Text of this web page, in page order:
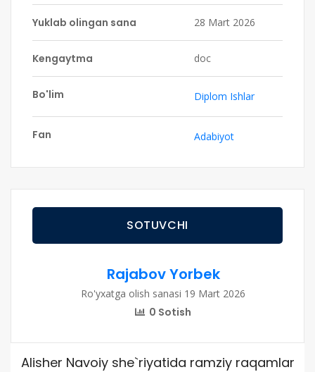
Yuklab olingan sana 28 Mart 2026
Kengaytma doc
Bo'lim Diplom Ishlar
Fan Adabiyot
SOTUVCHI
Rajabov Yorbek
Ro'yxatga olish sanasi 19 Mart 2026
0 Sotish
Alisher Navoiy she`riyatida ramziy raqamlar